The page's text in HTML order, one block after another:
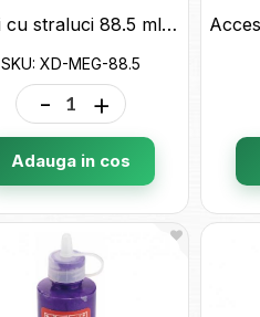
Lipici cu straluci 88.5 ml Metalic XD-MEG-88.5
SKU: XD-MEG-88.5
- +
Adauga in cos